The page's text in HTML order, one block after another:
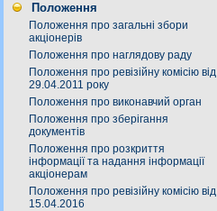
Положення
Положення про загальні збори
акціонерів
Положення про наглядову раду
Положення про ревізійну комісію від
29.04.2011 року
Положення про виконавчий орган
Положення про зберігання
документів
Положення про розкриття
інформації та надання інформації
акціонерам
Положення про ревізійну комісію від
15.04.2016